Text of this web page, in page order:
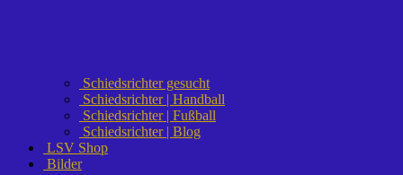
Schiedsrichter gesucht
Schiedsrichter | Handball
Schiedsrichter | Fußball
Schiedsrichter | Blog
LSV Shop
Bilder